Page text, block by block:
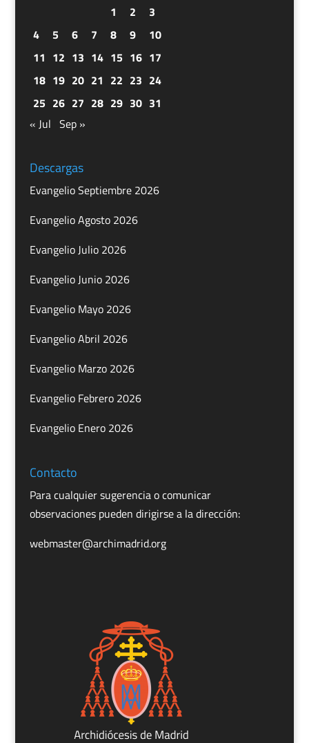
1
2
3
4
5 6 7 8 9
10
11 12 13 14 15 16 17
18 19 20 21 22 23 24
25 26 27 28 29 30 31
« Jul Sep »
Descargas
Evangelio Septiembre 2026
Evangelio Agosto 2026
Evangelio Julio 2026
Evangelio Junio 2026
Evangelio Mayo 2026
Evangelio Abril 2026
Evangelio Marzo 2026
Evangelio Febrero 2026
Evangelio Enero 2026
Contacto
Para cualquier sugerencia o comunicar
observaciones pueden dirigirse a la dirección:
webmaster@archimadrid.org